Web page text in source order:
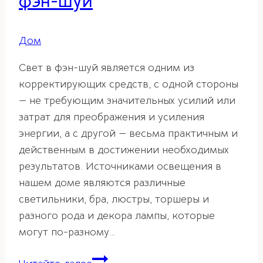
Дом
Свет в фэн-шуй является одним из
корректирующих средств, с одной стороны
— не требующим значительных усилий или
затрат для преображения и усиления
энергии, а с другой — весьма практичным и
действенным в достижении необходимых
результатов. Источниками освещения в
нашем доме являются различные
светильники, бра, люстры, торшеры и
разного рода и декора лампы, которые
могут по-разному…
Люстры